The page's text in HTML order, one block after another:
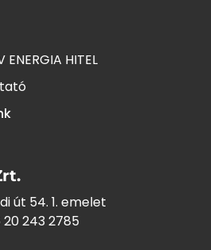
HITEL
út 54. 1. emelet
20 243 2785